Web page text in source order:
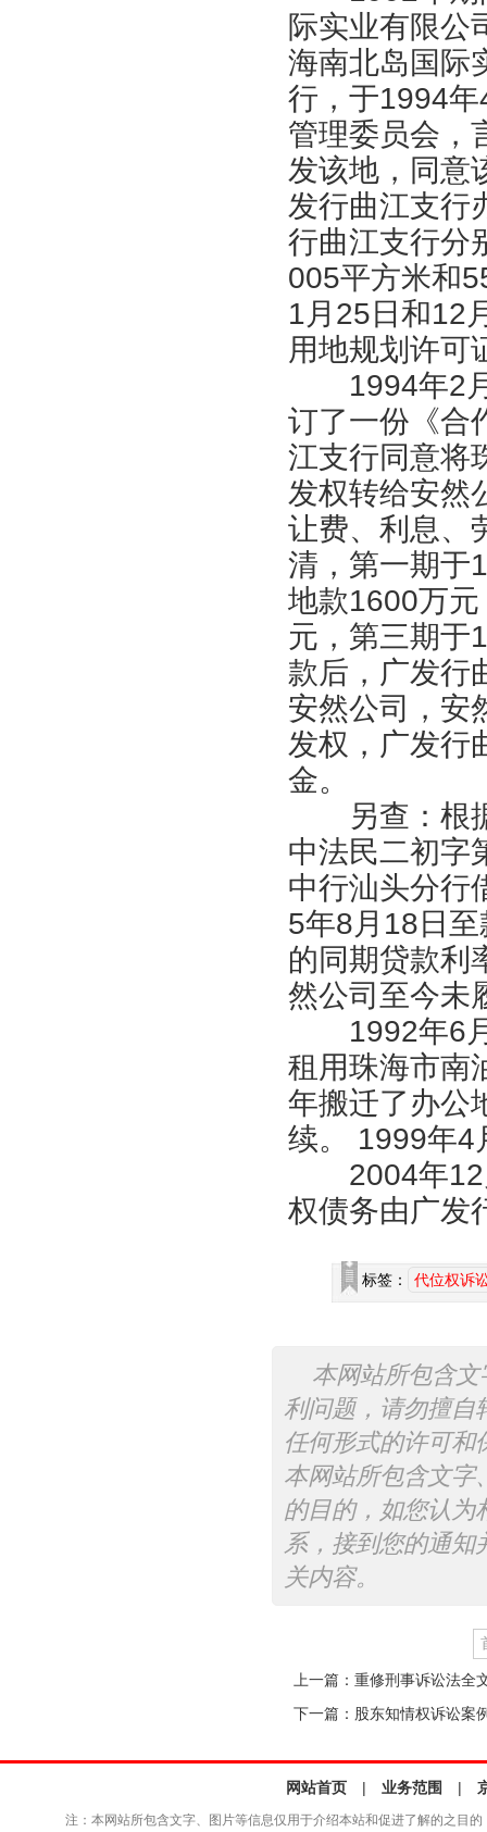
际实业有限公
海南北岛国际
行，于1994
管理委员会，
发该地，同意
发行曲江支行
行曲江支行分
005平方米和
1月25日和12
用地规划许可
1994年2月
订了一份《合
江支行同意将
发权转给安然
让费、利息、
清，第一期于
地款1600万
元，第三期于
款后，广发行
安然公司，安
发权，广发行
金。
另查：根据
中法民二初字
中行汕头分行
5年8月18日
的同期贷款利
然公司至今未
1992年6月
租用珠海市南
年搬迁了办公
续。 1999年4
2004年12
权债务由广发
标签： 代位权诉
本网站所包含
利问题，请勿擅自
任何形式的许可和
本网站所包含文字
的目的，如您认为
系，接到您的通知
关内容。
上一篇： 重修刑事诉讼法全
下一篇： 股东知情权诉讼案
网站首页 | 业务范围 |
注：本网站所包含文字、图片等信息仅用于介绍本站和促进了解的之目